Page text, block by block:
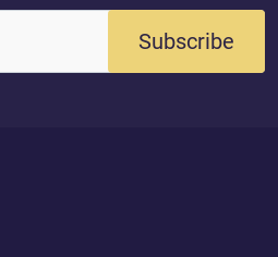
Subscribe